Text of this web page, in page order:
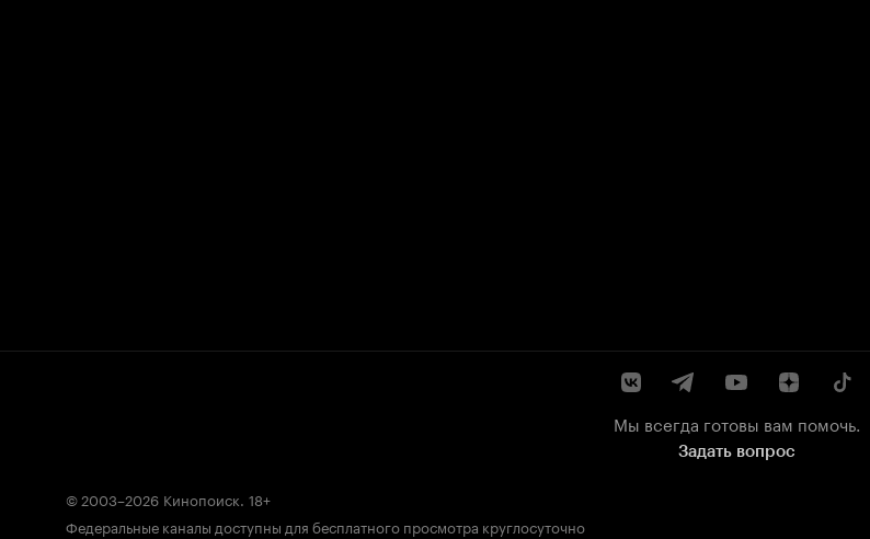
Мы всегда готовы вам помочь.
Задать вопрос
© 2003–2026 Кинопоиск. 18+
Федеральные каналы доступны для бесплатного просмотра круглосуточно